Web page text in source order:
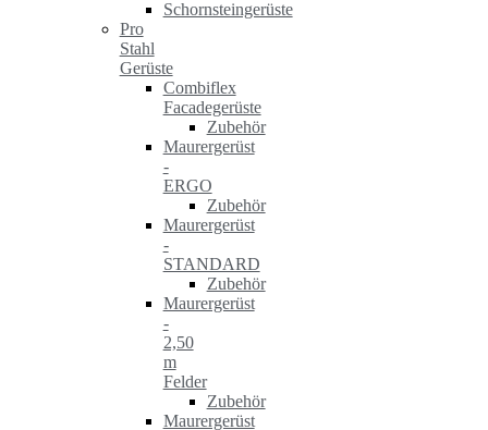
Schornsteingerüste
Pro
Stahl
Gerüste
Combiflex
Facadegerüste
Zubehör
Maurergerüst
-
ERGO
Zubehör
Maurergerüst
-
STANDARD
Zubehör
Maurergerüst
-
2,50
m
Felder
Zubehör
Maurergerüst